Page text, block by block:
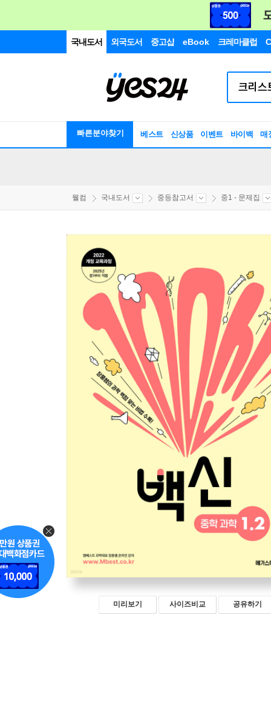
국내도서 외국도서 중고샵 eBook 크레마클럽
빠른분야찾기 베스트 신상품 이벤트 바이백 매
웰컴 국내도서 중등참고서 중1 - 문제집
미리보기 사이즈비교 공유하기